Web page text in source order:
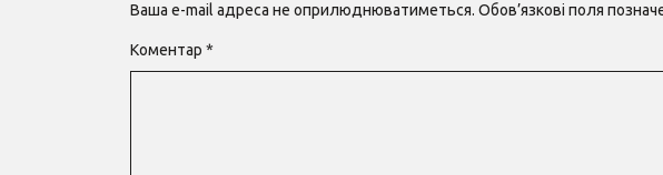
Ваша e-mail адреса не оприлюднюватиметься. Обов’язкові поля
Коментар *